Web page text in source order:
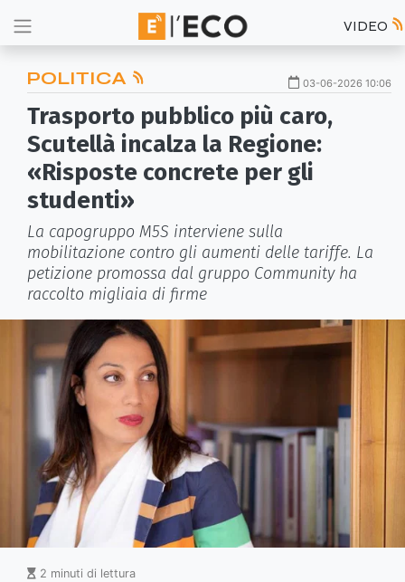
VIDEO
POLITICA 03-06-2026 10:06
Trasporto pubblico più caro,
Scutellà incalza la Regione:
«Risposte concrete per gli
studenti»
La capogruppo M5S interviene sulla
mobilitazione contro gli aumenti delle tariffe. La
petizione promossa dal gruppo Community ha
raccolto migliaia di firme
2 minuti di lettura